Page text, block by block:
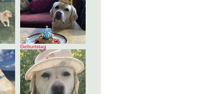
Geburtstag